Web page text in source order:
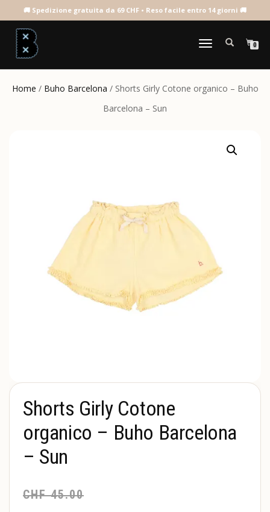
NAVIGAZIONE
0
Home / Buho Barcelona / Shorts Girly Cotone organico – Buho
Barcelona – Sun
Shorts Girly Cotone
organico – Buho Barcelona
– Sun
CHF45.00